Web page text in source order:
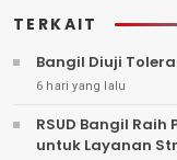
TERKAIT
Bangil Diuji
6 hari yang lalu
RSUD Bangil
untuk Layanan